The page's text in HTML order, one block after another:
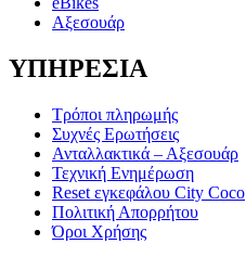
Αξεσουάρ
ΥΠΗΡΕΣΙΑ
Τρόποι πληρωμής
Συχνές Ερωτήσεις
Ανταλλακτικά – Αξεσουάρ
Τεχνική Ενημέρωση
Reset εγκεφάλου City Coco
Πολιτική Απορρήτου
Όροι Χρήσης